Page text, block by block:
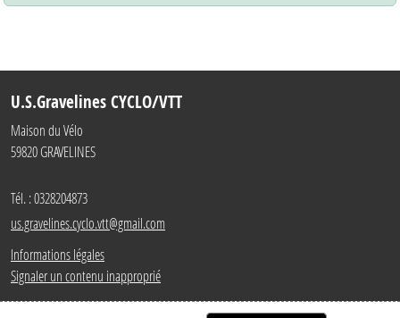
U.S.Gravelines CYCLO/VTT
Maison du Vélo
59820GRAVELINES
Tél. :0328204873
us.gravelines.cyclo.vtt@gmail.com
Informations légales
Signaler un contenu inapproprié